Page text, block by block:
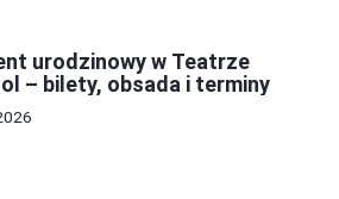
urodzinowy w Teatrze
– bilety, obsada i terminy